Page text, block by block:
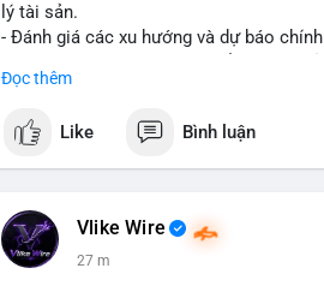
lý tài sản.
- Đánh giá các xu hướng và dự báo
$btc $eth
#vlikevn
📰 Nguồn: CoinDesk
Đọc thêm
Like Bình luận
Vlike Wire
27 m